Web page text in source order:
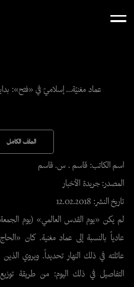
عماد مغنيّة… إسلاميّ في «فتح»:
الملف الكامل
اسم الكاتب: قاسم . س. قاسم
المصدر: جريدة الأخبار
تاريخ النشر: 12.02.2018
لم يكن «يوم القدس العالمي» (يوم
عادياً بالنسبة إلى عماد مغنية. كان
عائلته في ذلك النهار تحديداً. ويروي
التفاصيل في ذلك اليوم: من طريقة